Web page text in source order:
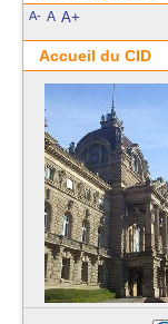
A- A A+
Accueil du CID